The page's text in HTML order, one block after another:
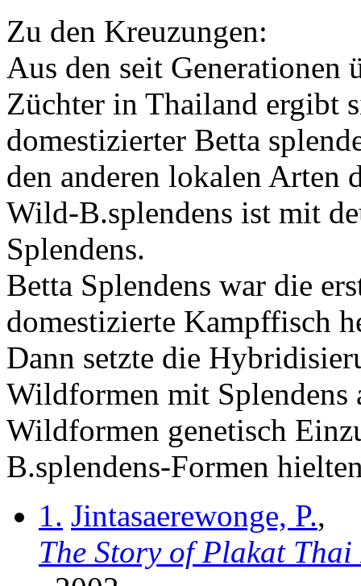
Zu den Kreuzungen:
Aus den seit Generationen
Züchter in Thailand ergibt
domestizierter Betta
den anderen lokalen Arten
Wild-B.splendens ist mit
Splendens.
Betta Splendens war die
domestizierte Kampffisch
Dann setzte die
Wildformen mit Splendens
Wildformen genetisch
B.splendens-Formen
1. Jintasaerewonge, P.,
The Story of Plakat